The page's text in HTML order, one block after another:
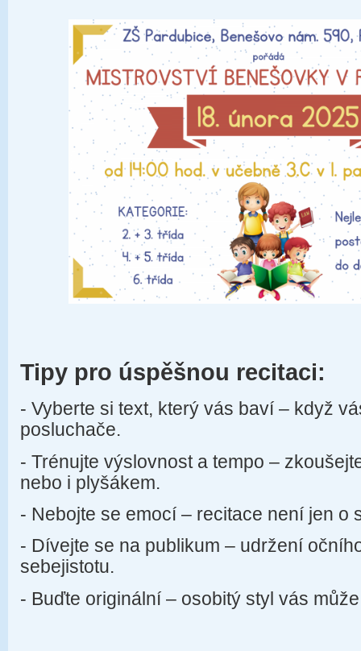
Tipy pro úspěšnou recitaci:
- Vyberte si text, který vás baví – když
posluchače.
- Trénujte výslovnost a tempo –
nebo i plyšákem.
- Nebojte se emocí – recitace není jen o
- Dívejte se na publikum – udržení
sebejistotu.
- Buďte originální – osobitý styl vás